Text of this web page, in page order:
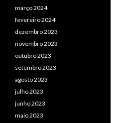
março 2024
fevereiro 2024
dezembro 2023
novembro 2023
outubro 2023
setembro 2023
agosto 2023
julho 2023
junho 2023
maio 2023